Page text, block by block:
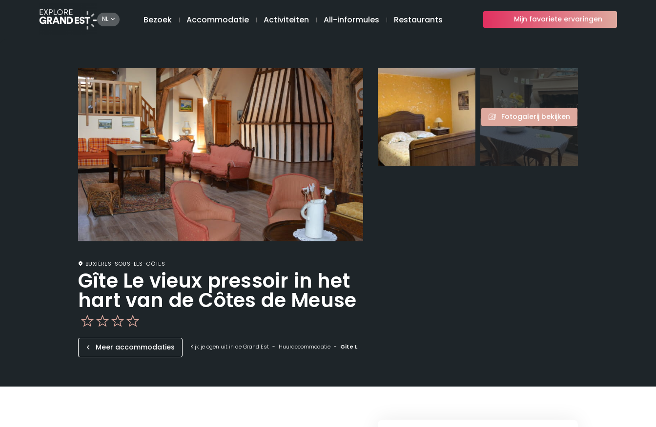
NL Bezoek Accommodatie Activiteiten All-informules Restaurants Mijn favoriete ervaringen
Fotogalerij bekijken
BUXIÈRES-SOUS-LES-CÔTES
Gîte Le vieux pressoir in het
hart van de Côtes de Meuse
Meer accommodaties Kijk je ogen uit in de Grand Est Huuraccommodatie Gîte Le vieux pressoir in het hart van de Côtes de Meuse